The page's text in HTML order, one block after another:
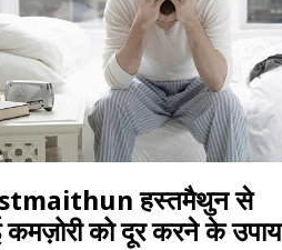
हस्तमैथुन से
को दूर करने के उपाय